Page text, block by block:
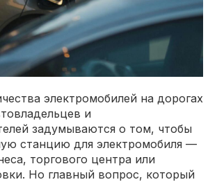
электромобилей на дорогах
и
задумываются о том, чтобы
станцию для электромобиля —
торгового центра или
Но главный вопрос, который